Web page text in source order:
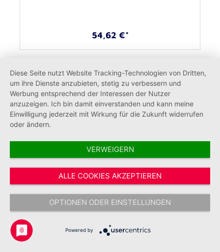
54,62 €*
Schlüsselbänder Johanniter Jugend
(10 Stück)
Diese Seite nutzt Website Tracking-Technologien von Dritten,
um ihre Dienste anzubieten, stetig zu verbessern und
Werbung entsprechend der Interessen der Nutzer
anzuzeigen. Ich bin damit einverstanden und kann meine
Einwilligung jederzeit mit Wirkung für die Zukunft widerrufen
oder ändern.
VERWEIGERN
ALLE COOKIES AKZEPTIEREN
OPTIONEN ODER EINSTELLUNGEN
Powered by